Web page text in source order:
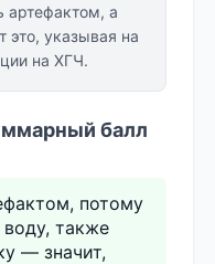
артефактом, а
это, указывая на
на ХГЧ.
балл
потому
также
— значит,